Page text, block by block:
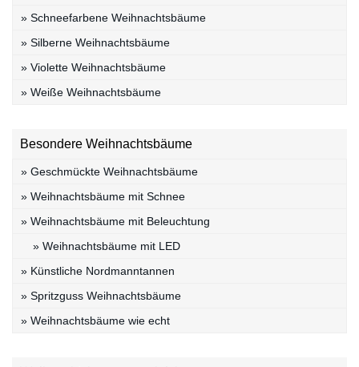
» Schneefarbene Weihnachtsbäume
» Silberne Weihnachtsbäume
» Violette Weihnachtsbäume
» Weiße Weihnachtsbäume
Besondere Weihnachtsbäume
» Geschmückte Weihnachtsbäume
» Weihnachtsbäume mit Schnee
» Weihnachtsbäume mit Beleuchtung
» Weihnachtsbäume mit LED
» Künstliche Nordmanntannen
» Spritzguss Weihnachtsbäume
» Weihnachtsbäume wie echt